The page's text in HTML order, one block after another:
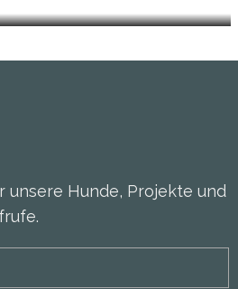
unsere Hunde, Projekte und